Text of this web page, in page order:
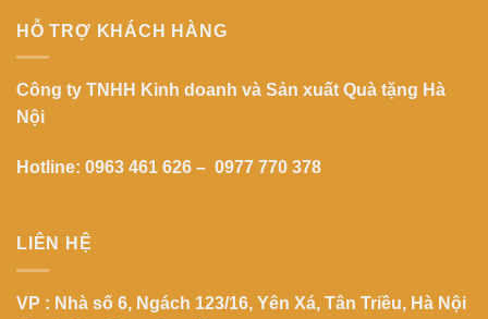
HỖ TRỢ KHÁCH HÀNG
Công ty TNHH Kinh doanh và Sản xuất Quà tặng Hà
Nội
Hotline: 0963 461 626 – 0977 770 378
LIÊN HỆ
VP : Nhà số 6, Ngách 123/16, Yên Xá, Tân Triều, Hà Nội